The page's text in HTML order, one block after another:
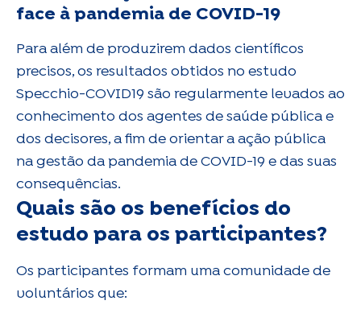
face à pandemia de COVID-19
Para além de produzirem dados científicos
precisos, os resultados obtidos no estudo
Specchio-COVID19 são regularmente levados ao
conhecimento dos agentes de saúde pública e
dos decisores, a fim de orientar a ação pública
na gestão da pandemia de COVID-19 e das suas
consequências.
Quais são os benefícios do
estudo para os participantes?
Os participantes formam uma comunidade de
voluntários que: